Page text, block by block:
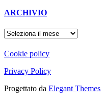
ARCHIVIO
ARCHIVIO
Cookie policy
Privacy Policy
Progettato da Elegant Themes